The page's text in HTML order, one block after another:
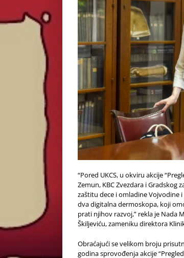
“Pored UKCS, u okviru akcije
Zemun, KBC Zvezdara i Gradskog
zaštitu dece i omladine Vojvodine
dva digitalna dermoskopa, koji
prati njihov razvoj,” rekla je Nada
Škiljeviću, zameniku direktora
Obraćajući se velikom broju
godina sprovođenja akcije